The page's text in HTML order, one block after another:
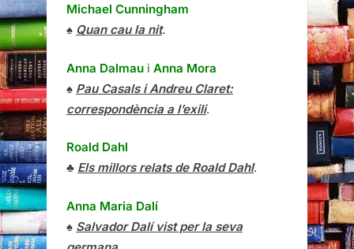
Michael Cunningham
♠ Quan cau la nit.
Anna Dalmau i Anna Mora
♠ Pau Casals i Andreu Claret:
correspondència a l’exili.
Roald Dahl
♣ Els millors relats de Roald Dahl.
Anna Maria Dalí
♠ Salvador Dalí vist per la seva